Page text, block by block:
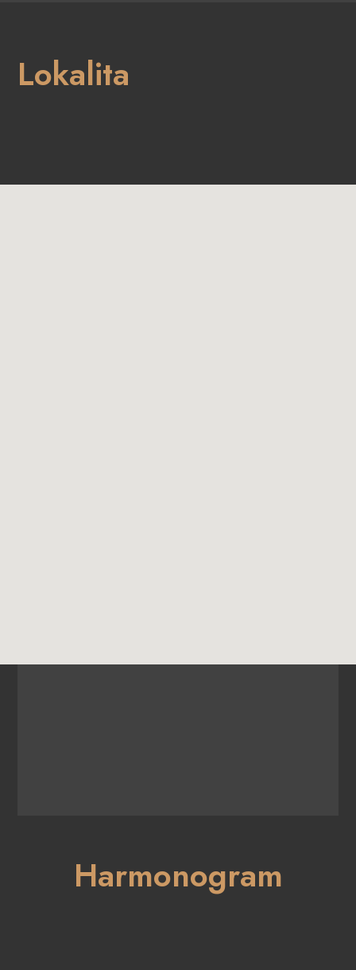
Lokalita
Harmonogram